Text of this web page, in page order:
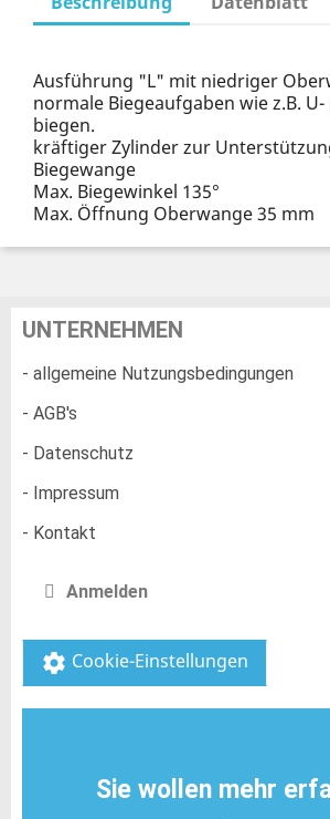
Ausführung "L" mit niedriger
normale Biegeaufgaben wie z.B.
biegen.
kräftiger Zylinder zur
Biegewange
Max. Biegewinkel 135°
Max. Öffnung Oberwange 35 mm
UNTERNEHMEN
- allgemeine Nutzungsbedingungen
- AGB's
- Datenschutz
- Impressum
- Kontakt
Anmelden
settings Cookie-Einstellungen
Sie wollen mehr